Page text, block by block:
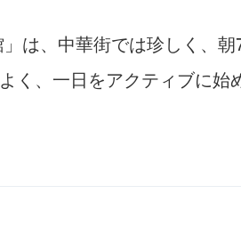
は、中華街では珍しく、
く、一日をアクティブに